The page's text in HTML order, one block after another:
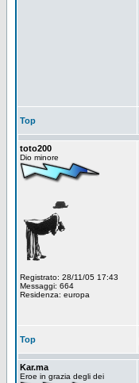
Top
toto200
Dio minore
Registrato: 28/11/05 17:43
Messaggi: 664
Residenza: europa
Top
Kar.ma
Eroe in grazia degli dei